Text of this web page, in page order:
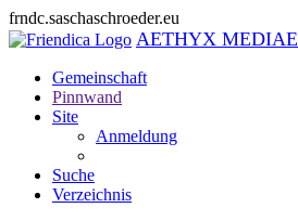
frndc.saschaschroeder.eu
AETHYX MEDIAE
Gemeinschaft
Pinnwand
Site
Anmeldung
Suche
Verzeichnis